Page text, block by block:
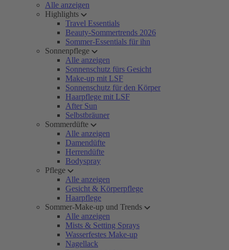
Alle anzeigen
Highlights
Travel Essentials
Beauty-Sommertrends 2026
Sommer-Essentials für ihn
Sonnenpflege
Alle anzeigen
Sonnenschutz fürs Gesicht
Make-up mit LSF
Sonnenschutz für den Körper
Haarpflege mit LSF
After Sun
Selbstbräuner
Sommerdüfte
Alle anzeigen
Damendüfte
Herrendüfte
Bodyspray
Pflege
Alle anzeigen
Gesicht & Körperpflege
Haarpflege
Sommer-Make-up und Trends
Alle anzeigen
Mists & Setting Sprays
Wasserfestes Make-up
Nagellack